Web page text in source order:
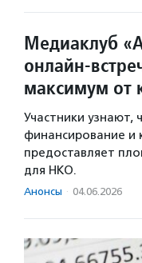
Медиаклуб
онлайн-
максимум от
Участники узнают,
финансирование и
предоставляет
для НКО.
Анонсы · 04.06.2026